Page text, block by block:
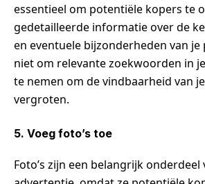
essentieel om potentiële kopers te
gedetailleerde informatie over de
en eventuele bijzonderheden van
niet om relevante zoekwoorden in
te nemen om de vindbaarheid van
vergroten.
5. Voeg foto’s toe
Foto’s zijn een belangrijk onderdeel